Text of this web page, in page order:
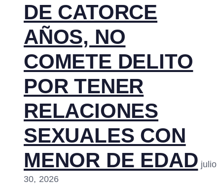
DE CATORCE
AÑOS, NO
COMETE DELITO
POR TENER
RELACIONES
SEXUALES CON
MENOR DE EDAD julio
30, 2026